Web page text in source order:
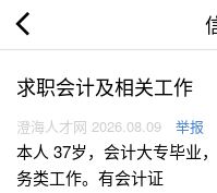
求职会计及相关工作
澄海人才网 2026.08.09 举报
本人 37岁，会计大专毕业
务类工作。有会计证